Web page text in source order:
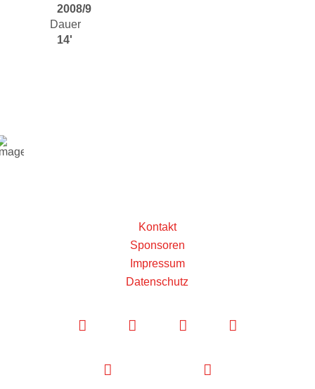
2008/9
Dauer
14'
Kontakt
Sponsoren
Impressum
Datenschutz